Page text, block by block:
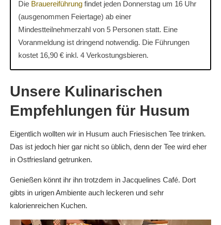
Die Brauereiführung findet jeden Donnerstag um 16 Uhr
(ausgenommen Feiertage) ab einer
Mindestteilnehmerzahl von 5 Personen statt. Eine
Voranmeldung ist dringend notwendig. Die Führungen
kostet 16,90 € inkl. 4 Verkostungsbieren.
Unsere Kulinarischen
Empfehlungen für Husum
Eigentlich wollten wir in Husum auch Friesischen Tee trinken.
Das ist jedoch hier gar nicht so üblich, denn der Tee wird eher
in Ostfriesland getrunken.
Genießen könnt ihr ihn trotzdem in Jacquelines Café. Dort
gibts in urigen Ambiente auch leckeren und sehr
kalorienreichen Kuchen.